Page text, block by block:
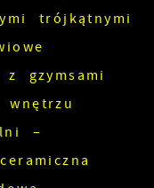
trójkątnymi
gzymsami
–